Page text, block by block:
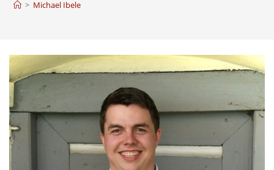
> Michael Ibele